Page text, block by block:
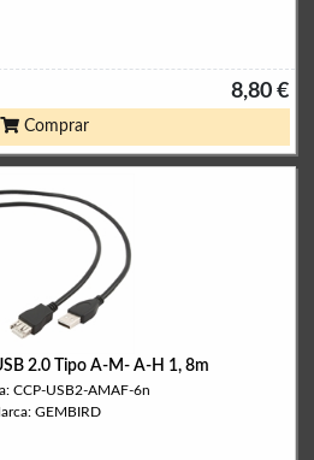
8,80 €
Comprar
2.0 Tipo A-M- A-H 1, 8m
CCP-USB2-AMAF-6n
GEMBIRD